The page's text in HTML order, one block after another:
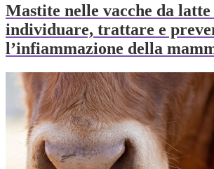
Mastite nelle vacche da latte
individuare, trattare e
l’infiammazione della